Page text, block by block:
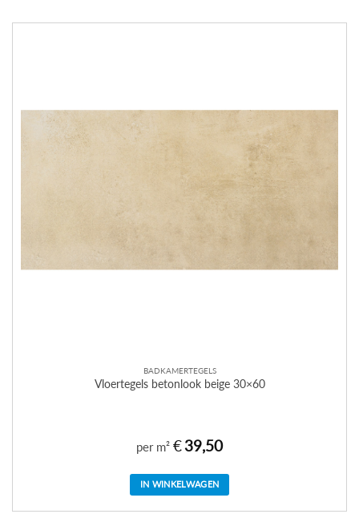
BADKAMERTEGELS
Vloertegels betonlook beige 30×60
per m² €39,50
IN WINKELWAGEN